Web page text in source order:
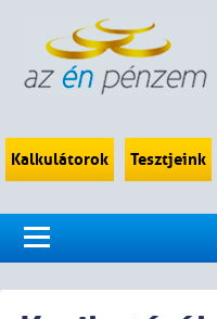
Kalkulátorok Tesztjeink